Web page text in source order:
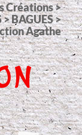
Créations>
>BAGUES>
Agathe